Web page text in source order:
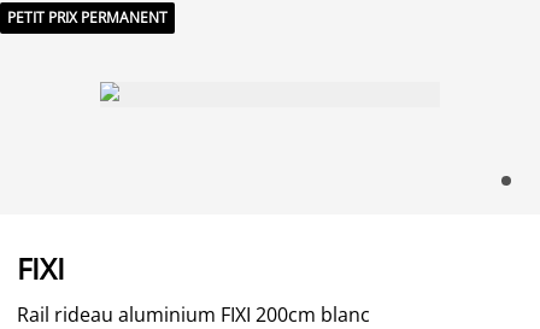
PETIT PRIX PERMANENT
FIXI
Rail rideau aluminium FIXI 200cm blanc